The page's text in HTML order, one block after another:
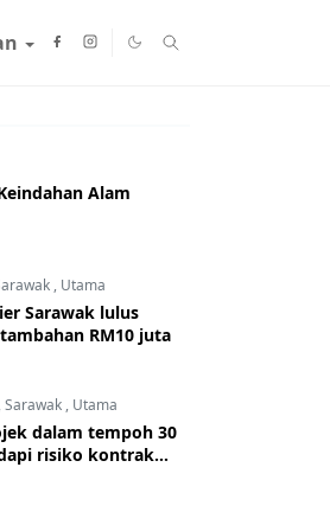
Alam
, Utama
Sarawak lulus
RM10 juta
,Sarawak , Utama
dalam tempoh 30
risiko kontrak